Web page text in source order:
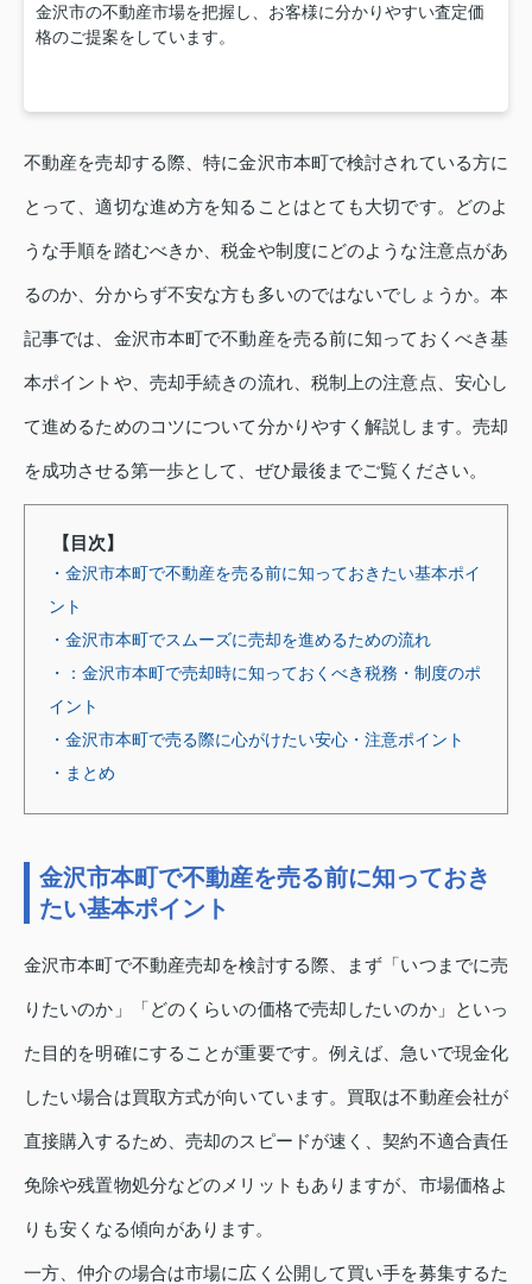
金沢市の不動産市場を把握し、お客様に分かりやすい査定価
格のご提案をしています。
不動産を売却する際、特に金沢市本町で検討されている方に
とって、適切な進め方を知ることはとても大切です。どのよ
うな手順を踏むべきか、税金や制度にどのような注意点があ
るのか、分からず不安な方も多いのではないでしょうか。本
記事では、金沢市本町で不動産を売る前に知っておくべき基
本ポイントや、売却手続きの流れ、税制上の注意点、安心し
て進めるためのコツについて分かりやすく解説します。売却
を成功させる第一歩として、ぜひ最後までご覧ください。
【目次】
・金沢市本町で不動産を売る前に知っておきたい基本ポイ
ント
・金沢市本町でスムーズに売却を進めるための流れ
・：金沢市本町で売却時に知っておくべき税務・制度のポ
イント
・金沢市本町で売る際に心がけたい安心・注意ポイント
・まとめ
金沢市本町で不動産を売る前に知っておき
たい基本ポイント
金沢市本町で不動産売却を検討する際、まず「いつまでに売
りたいのか」「どのくらいの価格で売却したいのか」といっ
た目的を明確にすることが重要です。例えば、急いで現金化
したい場合は買取方式が向いています。買取は不動産会社が
直接購入するため、売却のスピードが速く、契約不適合責任
免除や残置物処分などのメリットもありますが、市場価格よ
りも安くなる傾向があります。
一方、仲介の場合は市場に広く公開して買い手を募集するた